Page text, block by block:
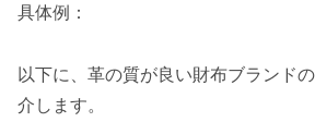
具体例：
以下に、革の質が良い財布ブランド
介します。